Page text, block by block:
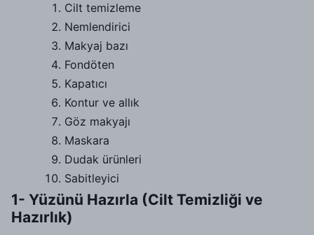
Cilt temizleme
Nemlendirici
Makyaj bazı
Fondöten
Kapatıcı
Kontur ve allık
Göz makyajı
Maskara
Dudak ürünleri
Sabitleyici
1- Yüzünü Hazırla (Cilt Temizliği ve
Hazırlık)